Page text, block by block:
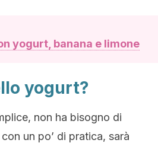
yogurt, banana e limone
yogurt?
non ha bisogno di
un po’ di pratica, sarà